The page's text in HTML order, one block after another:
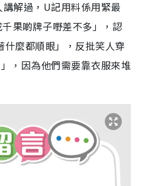
解過，U記用料係用緊最
果啲牌子嘢差不多」，認
麼都順眼」，反批笑人穿
，因為他們需要靠衣服來堆